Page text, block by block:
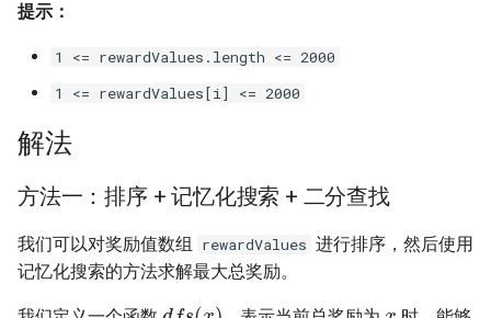
22. 链表中倒数第 k 个节点
24. 反转链表
25. 合并两个排序的链表
26. 树的子结构
27. 二叉树的镜像
19. 最多删除一个字符得到回
20. 回文子字符串的个数
21. 删除链表的倒数第 n 个结
点
22. 链表中环的入口节点
3.4. 化栈为队
3.6. 动物收容所
4.1. 节点间通路
4.2. 最小高度树
提示：
1 <= rewardValues.length <= 2000
1 <= rewardValues[i] <= 2000
解法
方法一：排序 + 记忆化搜索 + 二分查找
我们可以对奖励值数组 rewardValues 进行排序，然后使用
记忆化搜索的方法求解最大总奖励。
dfs ( x)